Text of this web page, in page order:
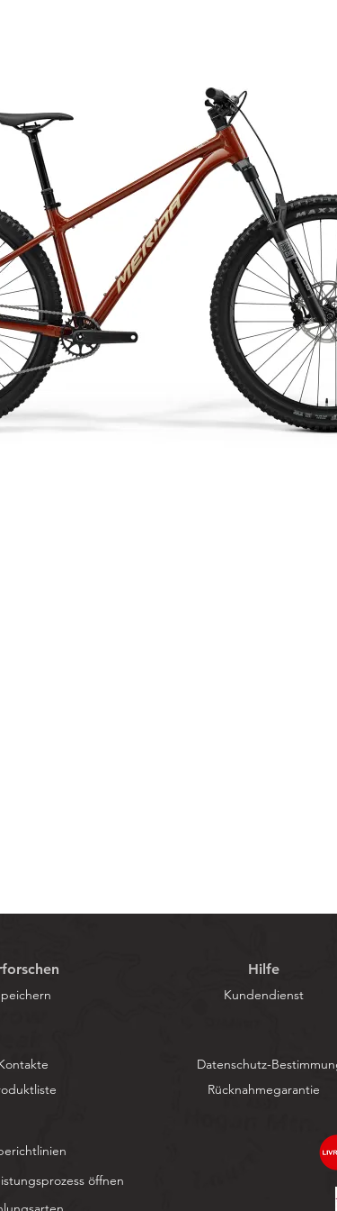
öffnen
Hilfe
Kundendienst
Datenschutz-
Rücknahmegarantie